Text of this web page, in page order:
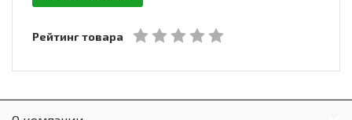
Рейтинг товара